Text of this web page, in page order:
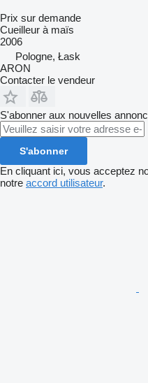
Prix sur demande
Cueilleur à maïs
2006
Pologne, Łask
ARON
Contacter le vendeur
S'abonner aux nouvelles
S'abonner
En cliquant ici, vous acceptez
notre accord utilisateur.